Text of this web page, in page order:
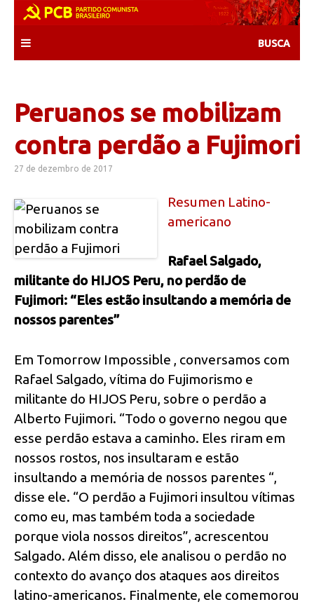
content
Peruanos se mobilizam
contra perdão a Fujimori
27 de dezembro de 2017
Resumen Latino-
americano
Rafael Salgado,
militante do HIJOS Peru, no perdão de
Fujimori: “Eles estão insultando a memória de
nossos parentes”
Em Tomorrow Impossible , conversamos com
Rafael Salgado, vítima do Fujimorismo e
militante do HIJOS Peru, sobre o perdão a
Alberto Fujimori. “Todo o governo negou que
esse perdão estava a caminho. Eles riram em
nossos rostos, nos insultaram e estão
insultando a memória de nossos parentes “,
disse ele. “O perdão a Fujimori insultou vítimas
como eu, mas também toda a sociedade
porque viola nossos direitos”, acrescentou
Salgado. Além disso, ele analisou o perdão no
contexto do avanço dos ataques aos direitos
latino-americanos. Finalmente, ele comemorou